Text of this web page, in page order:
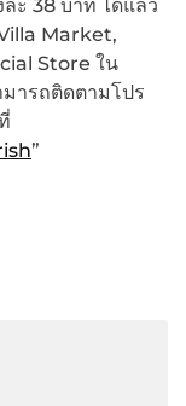
ะ 38 บาท ได้แล้ว
Market,
Store ใน
ารถติดตามโปร
”